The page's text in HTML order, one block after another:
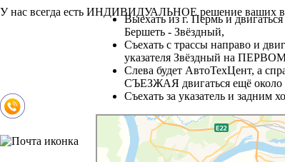
У нас всегда есть ИНДИВИДУАЛЬНОЕ решение ваших
Выехать из г. Пермь и
Бершеть - Звёздный,
Съехать с трассы направо и
указателя Звёздный на ПЕРВОМ
Слева будет АвтоТехЦент, а
СЪЕЗЖАЯ двигаться ещё около
Съехать за указатель и задним